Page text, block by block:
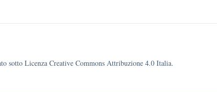
sotto Licenza Creative Commons Attribuzione 4.0 Italia.